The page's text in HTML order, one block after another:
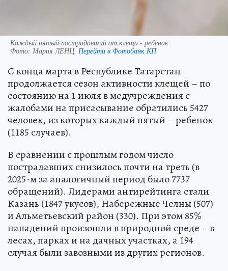
Каждый пятый пострадавший от клеща - ребенок
Фото: Мария ЛЕНЦ. Перейти в Фотобанк КП
С конца марта в Республике Татарстан
продолжается сезон активности клещей – по
состоянию на 1 июля в медучреждения с
жалобами на присасывание обратились 5427
человек, из которых каждый пятый – ребенок
(1185 случаев).
В сравнении с прошлым годом число
пострадавших снизилось почти на треть (в
2025-м за аналогичный период было 7737
обращений). Лидерами антирейтинга стали
Казань (1847 укусов), Набережные Челны (507)
и Альметьевский район (330). При этом 85%
нападений произошли в природной среде – в
лесах, парках и на дачных участках, а 194
случая были завозными из других регионов.